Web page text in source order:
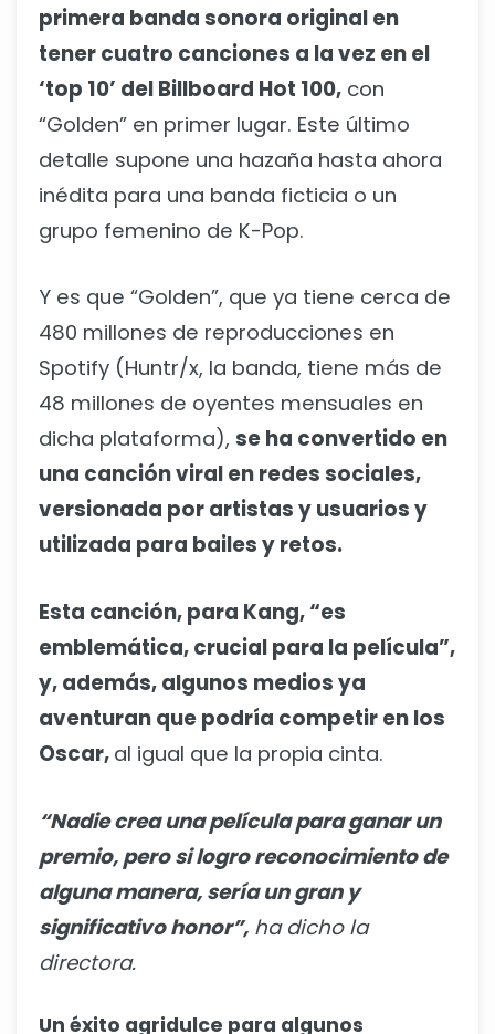
primera banda sonora original en
tener cuatro canciones a la vez en el
‘top 10’ del Billboard Hot 100, con
“Golden” en primer lugar. Este último
detalle supone una hazaña hasta ahora
inédita para una banda ficticia o un
grupo femenino de K-Pop.
Y es que “Golden”, que ya tiene cerca de
480 millones de reproducciones en
Spotify (Huntr/x, la banda, tiene más de
48 millones de oyentes mensuales en
dicha plataforma), se ha convertido en
una canción viral en redes sociales,
versionada por artistas y usuarios y
utilizada para bailes y retos.
Esta canción, para Kang, “es
emblemática, crucial para la película”,
y, además, algunos medios ya
aventuran que podría competir en los
Oscar, al igual que la propia cinta.
“Nadie crea una película para ganar un
premio, pero si logro reconocimiento de
alguna manera, sería un gran y
significativo honor”, ha dicho la
directora.
Un éxito agridulce para algunos